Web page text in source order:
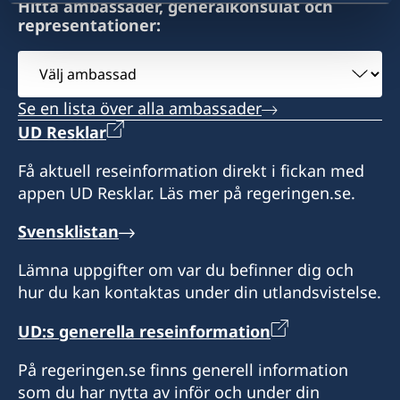
Hitta ambassader, generalkonsulat och
representationer:
Välj
ambassad
Se en lista över alla ambassader
UD Resklar
Få aktuell reseinformation direkt i fickan med
appen UD Resklar. Läs mer på regeringen.se.
Svensklistan
Lämna uppgifter om var du befinner dig och
hur du kan kontaktas under din utlandsvistelse.
UD:s generella reseinformation
På regeringen.se finns generell information
som du har nytta av inför och under din